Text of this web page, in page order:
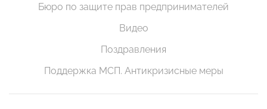
Бюро по защите прав предпринимателей
Видео
Поздравления
Поддержка МСП. Антикризисные меры